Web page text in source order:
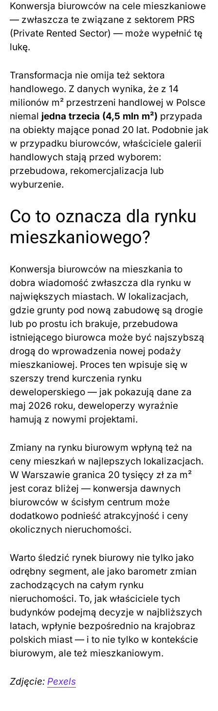
Konwersja biurowców na cele mieszkaniowe
— zwłaszcza te związane z sektorem PRS
(Private Rented Sector) — może wypełnić tę
lukę.
Transformacja nie omija też sektora
handlowego. Z danych wynika, że z 14
milionów m² przestrzeni handlowej w Polsce
niemal jedna trzecia (4,5 mln m²) przypada
na obiekty mające ponad 20 lat. Podobnie jak
w przypadku biurowców, właściciele galerii
handlowych stają przed wyborem:
przebudowa, rekomercjalizacja lub
wyburzenie.
Co to oznacza dla rynku
mieszkaniowego?
Konwersja biurowców na mieszkania to
dobra wiadomość zwłaszcza dla rynku w
największych miastach. W lokalizacjach,
gdzie grunty pod nową zabudowę są drogie
lub po prostu ich brakuje, przebudowa
istniejącego biurowca może być najszybszą
drogą do wprowadzenia nowej podaży
mieszkaniowej. Proces ten wpisuje się w
szerszy trend kurczenia rynku
deweloperskiego — jak pokazują dane za
maj 2026 roku, deweloperzy wyraźnie
hamują z nowymi projektami.
Zmiany na rynku biurowym wpłyną też na
ceny mieszkań w najlepszych lokalizacjach.
W Warszawie granica 20 tysięcy zł za m²
jest coraz bliżej — konwersja dawnych
biurowców w ścisłym centrum może
dodatkowo podnieść atrakcyjność i ceny
okolicznych nieruchomości.
Warto śledzić rynek biurowy nie tylko jako
odrębny segment, ale jako barometr zmian
zachodzących na całym rynku
nieruchomości. To, jak właściciele tych
budynków podejmą decyzje w najbliższych
latach, wpłynie bezpośrednio na krajobraz
polskich miast — i to nie tylko w kontekście
biurowym, ale też mieszkaniowym.
Zdjęcie: Pexels